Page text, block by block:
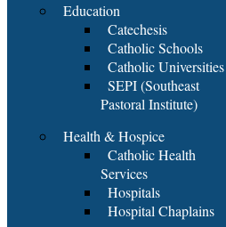
Education
Catechesis
Catholic Schools
Catholic Universities
SEPI (Southeast
Pastoral Institute)
Health & Hospice
Catholic Health
Services
Hospitals
Hospital Chaplains